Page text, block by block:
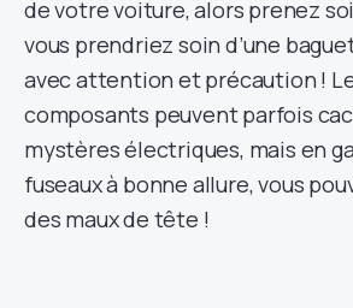
de votre voiture, alors prenez
vous prendriez soin d’une
avec attention et précaution !
composants peuvent parfois
mystères électriques, mais en
fuseaux à bonne allure, vous
des maux de tête !